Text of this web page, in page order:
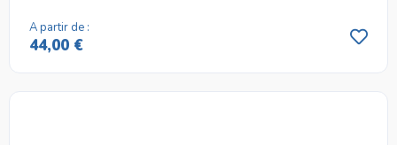
A partir de :
44,00 €